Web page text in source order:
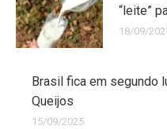
“leite”
18/09/
Brasil fica em segundo
Queijos
15/09/2025